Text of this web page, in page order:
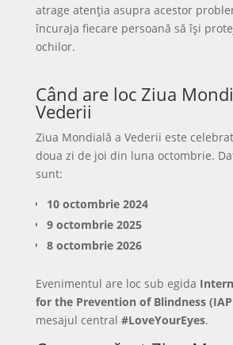
atrage atenția asupra acestor
încuraja fiecare persoană să își
ochilor.
Când are loc Ziua
Vederii
Ziua Mondială a Vederii este
doua zi de joi din luna octombrie.
sunt:
10 octombrie 2024
9 octombrie 2025
8 octombrie 2026
Evenimentul are loc sub egida
for the Prevention of Blindness
mesajul central #LoveYourEyes.